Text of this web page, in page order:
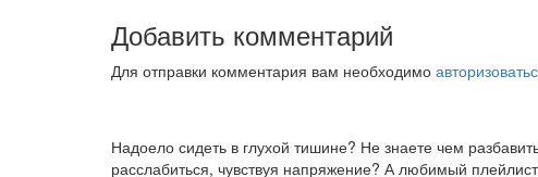
Добавить комментарий
Для отправки комментария вам необходимо
Надоело сидеть в глухой тишине? Не знаете чем
расслабиться, чувствуя напряжение? А любимый